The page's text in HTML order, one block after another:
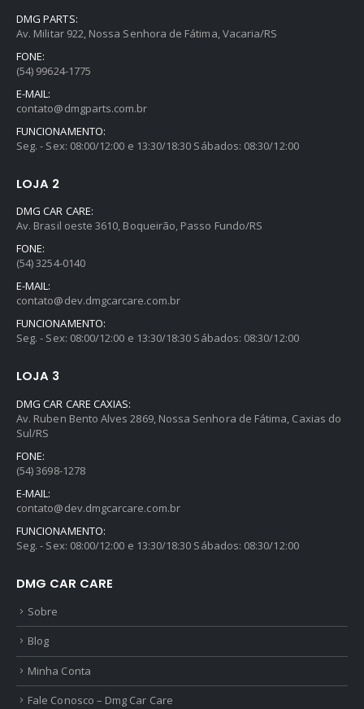
DMG PARTS:
Av. Militar 922, Nossa Senhora de Fátima, Vacaria/RS
FONE:
(54) 99624-1775
E-MAIL:
contato@dmgparts.com.br
FUNCIONAMENTO:
Seg. - Sex: 08:00/12:00 e 13:30/18:30 Sábados: 08:30/12:00
LOJA 2
DMG CAR CARE:
Av. Brasil oeste 3610, Boqueirão, Passo Fundo/RS
FONE:
(54) 3254-0140
E-MAIL:
contato@dev.dmgcarcare.com.br
FUNCIONAMENTO:
Seg. - Sex: 08:00/12:00 e 13:30/18:30 Sábados: 08:30/12:00
LOJA 3
DMG CAR CARE CAXIAS:
Av. Ruben Bento Alves 2869, Nossa Senhora de Fátima, Caxias do
Sul/RS
FONE:
(54) 3698-1278
E-MAIL:
contato@dev.dmgcarcare.com.br
FUNCIONAMENTO:
Seg. - Sex: 08:00/12:00 e 13:30/18:30 Sábados: 08:30/12:00
DMG CAR CARE
Sobre
Blog
Minha Conta
Fale Conosco – Dmg Car Care